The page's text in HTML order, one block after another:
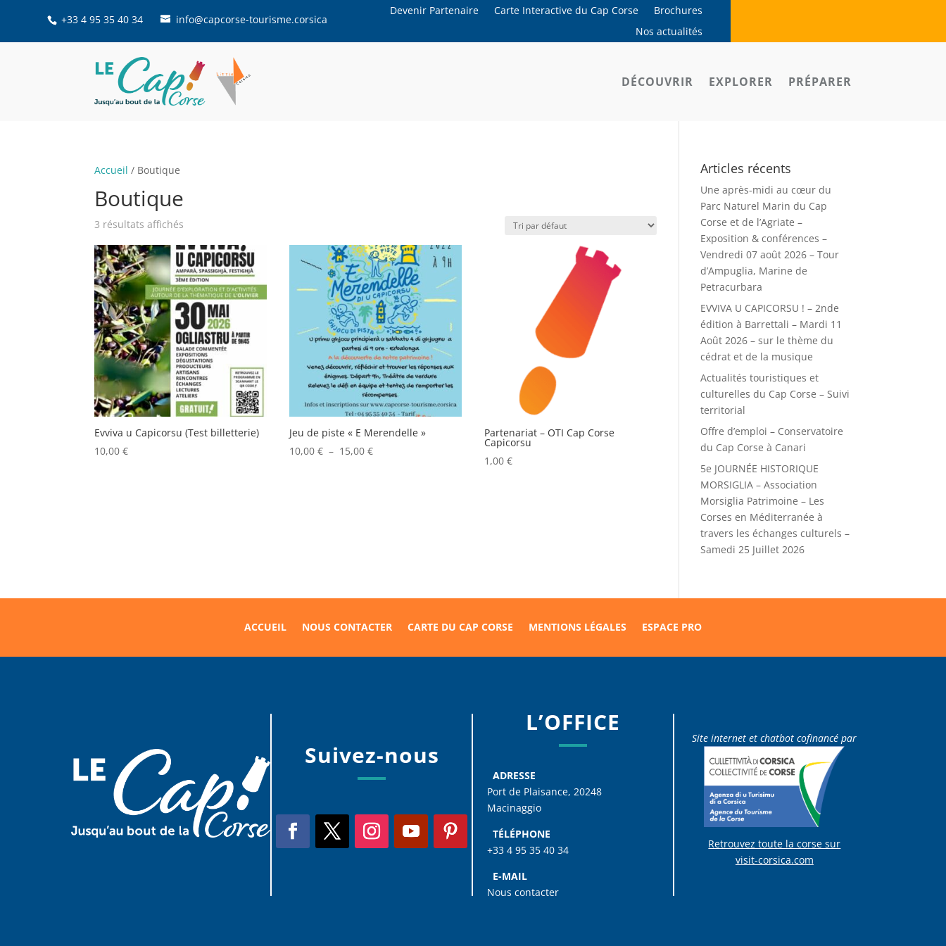
+33 4 95 35 40 34 info@capcorse-tourisme.corsica
Devenir Partenaire Carte Interactive du Cap Corse
Brochures
Nos actualités
DÉCOUVRIR EXPLORER PRÉPARER
Accueil / Boutique
Boutique
3 résultats affichés
Evviva u Capicorsu (Test billetterie)
10,00€
Jeu de piste « E Merendelle »
10,00€ – 15,00€Plage
Partenariat – OTI Cap Corse
Capicorsu
1,00€
Articles récents
Une après-midi au cœur du
Parc Naturel Marin du Cap
Corse et de l’Agriate –
Exposition & conférences –
Vendredi 07 août 2026 – Tour
d’Ampuglia, Marine de
Petracurbara
EVVIVA U CAPICORSU ! – 2nde
édition à Barrettali – Mardi 11
Août 2026 – sur le thème du
cédrat et de la musique
Actualités touristiques et
culturelles du Cap Corse – Suivi
territorial
Offre d’emploi – Conservatoire
du Cap Corse à Canari
5e JOURNÉE HISTORIQUE
MORSIGLIA – Association
Morsiglia Patrimoine – Les
Corses en Méditerranée à
travers les échanges culturels –
Samedi 25 Juillet 2026
ACCUEIL NOUS CONTACTER CARTE DU CAP CORSE MENTIONS LÉGALES ESPACE PRO
Suivez-nous
L’OFFICE
ADRESSE
Port de Plaisance, 20248
Macinaggio
TÉLÉPHONE
+33 4 95 35 40 34
E-MAIL
Nous contacter
Site internet et chatbot cofinancé par
Retrouvez toute la corse sur
visit-corsica.com